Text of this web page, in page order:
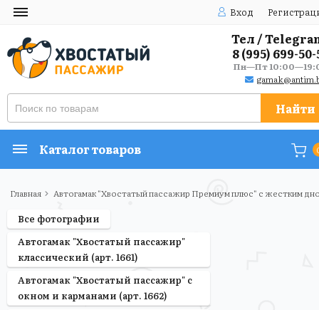
Вход
Тел /
8 (995) 699-50-
Пн—Пт
Найти
Каталог товаров
Главная Автогамак "Хвостатый пассажир Премиум плюс" с жестким
Все фотографии
Автогамак "Хвостатый пассажир"
классический (арт. 1661)
Автогамак "Хвостатый пассажир" с
окном и карманами (арт. 1662)